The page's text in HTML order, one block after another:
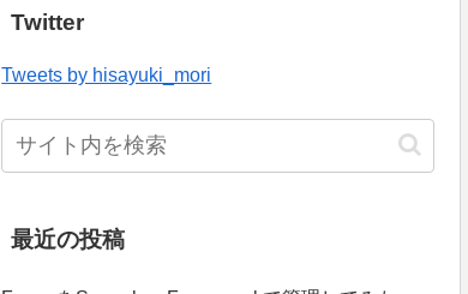
Twitter
Tweets by hisayuki_mori
最近の投稿